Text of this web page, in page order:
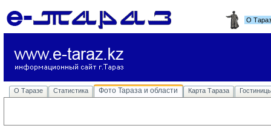
О
О Таразе Статистика Фото Тараза и области Карта Тараза